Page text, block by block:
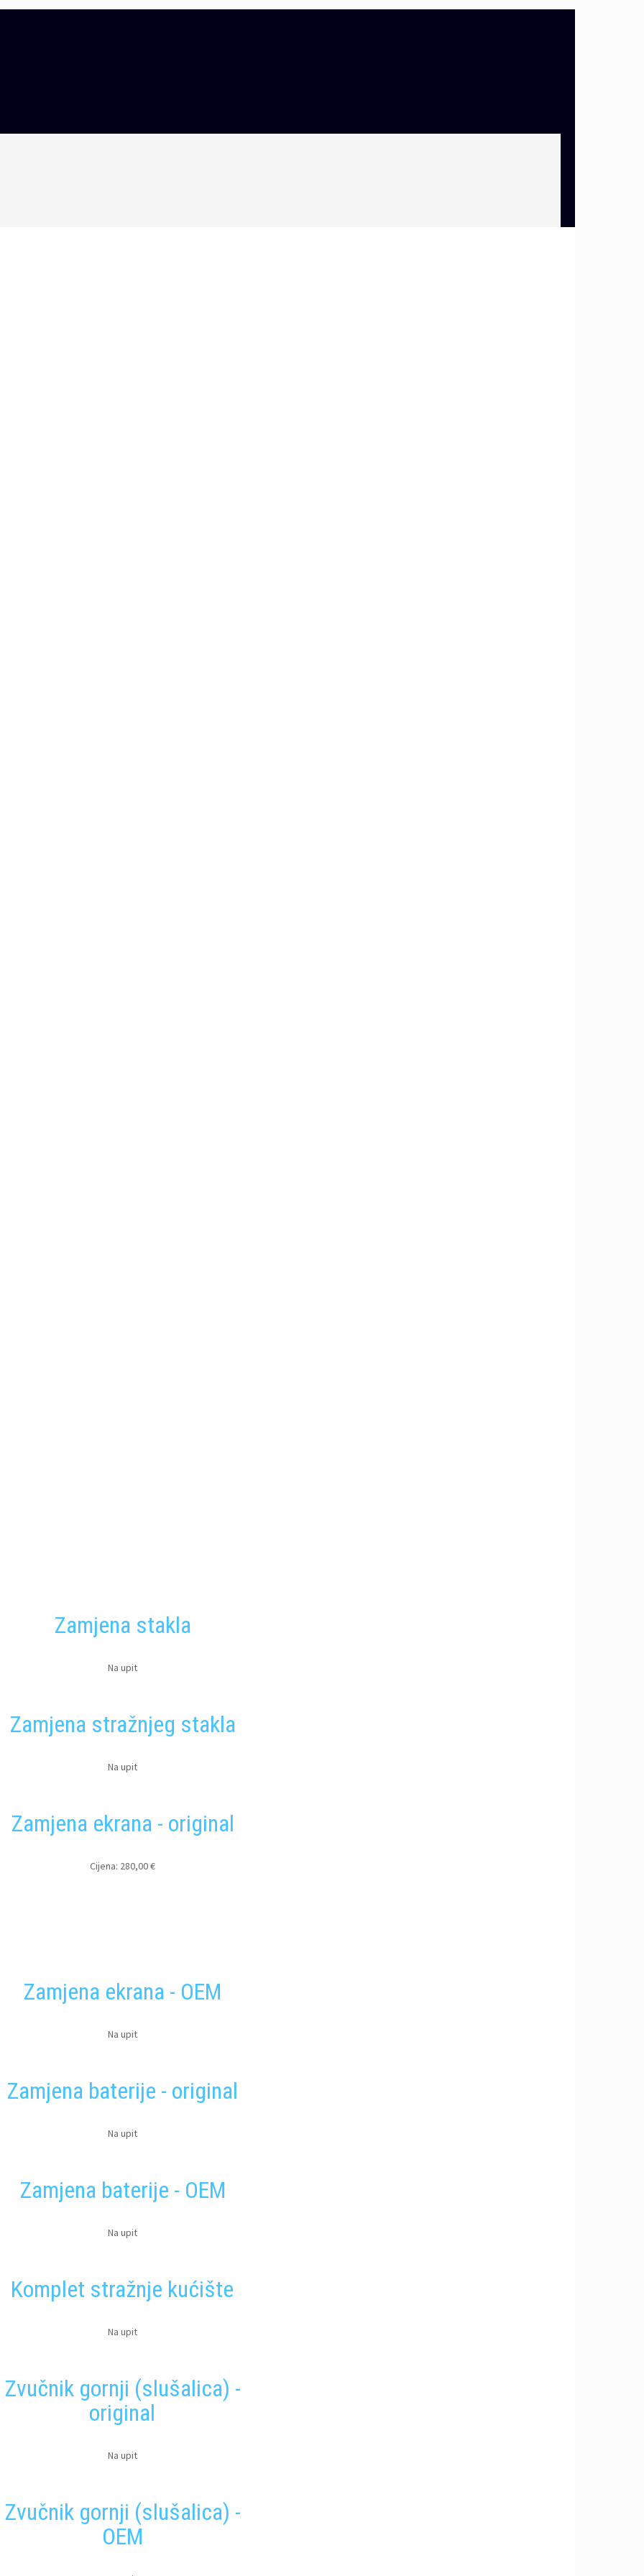
Zamjena stakla
Na upit
Zamjena stražnjeg stakla
Na upit
Zamjena ekrana - original
Cijena: 280,00 €
Zamjena ekrana - OEM
Na upit
Zamjena baterije - original
Na upit
Zamjena baterije - OEM
Na upit
Komplet stražnje kućište
Na upit
Zvučnik gornji (slušalica) -
original
Na upit
Zvučnik gornji (slušalica) -
OEM